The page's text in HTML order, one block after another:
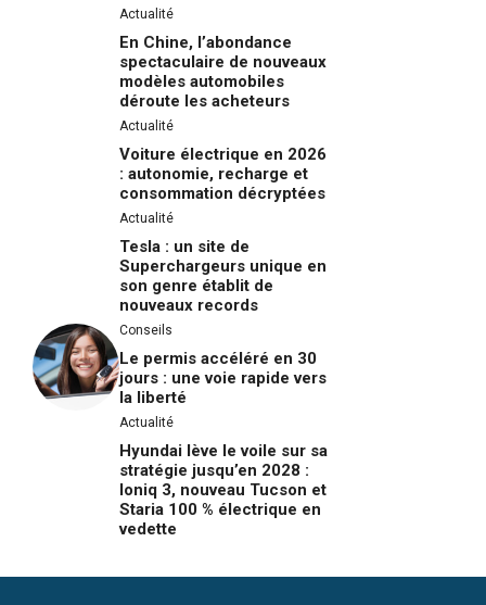
Actualité
En Chine, l’abondance
spectaculaire de nouveaux
modèles automobiles
déroute les acheteurs
Actualité
Voiture électrique en 2026
: autonomie, recharge et
consommation décryptées
Actualité
Tesla : un site de
Superchargeurs unique en
son genre établit de
nouveaux records
Conseils
Le permis accéléré en 30
jours : une voie rapide vers
la liberté
Actualité
Hyundai lève le voile sur sa
stratégie jusqu’en 2028 :
Ioniq 3, nouveau Tucson et
Staria 100 % électrique en
vedette